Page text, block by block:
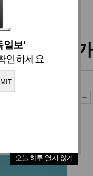
일보'
인하세요
오늘 하루 열지 않기
12:23
힘든 5